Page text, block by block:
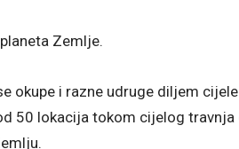
Zemlje.
okupe i razne udruge diljem cijele
50 lokacija tokom cijelog travnja